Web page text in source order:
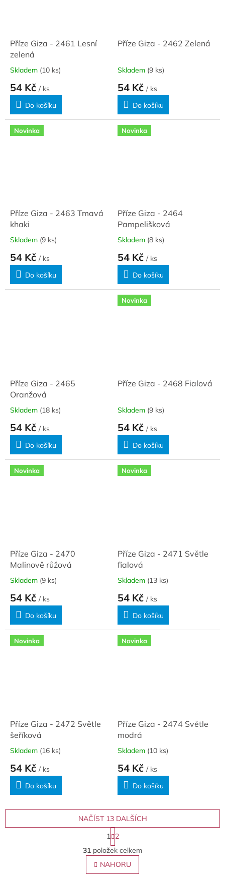
Příze Giza - 2461 Lesní
zelená
Skladem (10 ks)
54 Kč / ks
Do košíku
Příze Giza - 2462 Zelená
Skladem (9 ks)
54 Kč / ks
Do košíku
Novinka
Příze Giza - 2463 Tmavá
khaki
Skladem (9 ks)
54 Kč / ks
Do košíku
Novinka
Příze Giza - 2464
Pampelišková
Skladem (8 ks)
54 Kč / ks
Do košíku
Příze Giza - 2465
Oranžová
Skladem (18 ks)
54 Kč / ks
Do košíku
Novinka
Příze Giza - 2468 Fialová
Skladem (9 ks)
54 Kč / ks
Do košíku
Novinka
Příze Giza - 2470
Malinově růžová
Skladem (9 ks)
54 Kč / ks
Do košíku
Novinka
Příze Giza - 2471 Světle
fialová
Skladem (13 ks)
54 Kč / ks
Do košíku
Novinka
Příze Giza - 2472 Světle
šeříková
Skladem (16 ks)
54 Kč / ks
Do košíku
Novinka
Příze Giza - 2474 Světle
modrá
Skladem (10 ks)
54 Kč / ks
Do košíku
O
v
l
á
NAČÍST 13 DALŠÍCH
S
t
r
á
n
k
1 2
31 položek celkem
NAHORU